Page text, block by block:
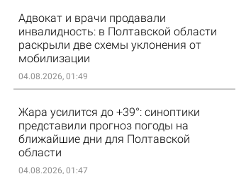
Адвокат и врачи продавали
инвалидность: в Полтавской области
раскрыли две схемы уклонения от
мобилизации
04.08.2026, 01:49
Жара усилится до +39°: синоптики
представили прогноз погоды на
ближайшие дни для Полтавской
области
04.08.2026, 01:47